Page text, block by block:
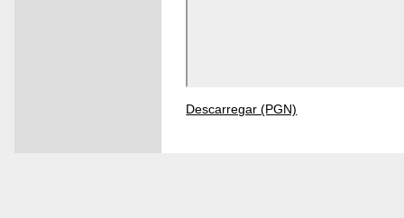
Descarregar (PGN)